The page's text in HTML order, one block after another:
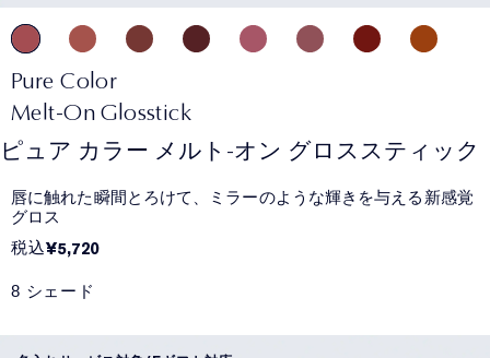
Pure Color
Melt-On Glosstick
ピュア カラー メルト-オン グロススティック
唇に触れた瞬間とろけて、ミラーのような輝きを与える新感覚
グロス​
税込¥5,720
8 シェード